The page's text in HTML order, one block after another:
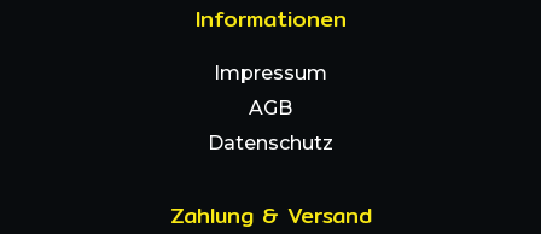
Informationen
Impressum
AGB
Datenschutz
Zahlung & Versand